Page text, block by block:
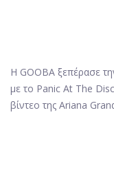
Η GOOBA ξεπέρασε
με το Panic At The
βίντεο της Ariana